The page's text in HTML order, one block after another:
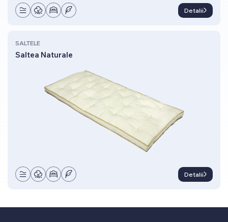
Detalii
SALTELE
Saltea Naturale
Detalii